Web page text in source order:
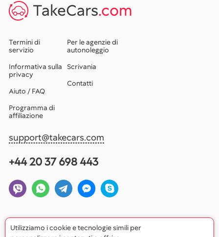
TakeCars.com
Termini di
servizio
Informativa sulla
privacy
Aiuto / FAQ
Programma di
affiliazione
Per le agenzie di
autonoleggio
Scrivania
Contatti
support@takecars.com
+44 20 37 698 443
Utilizziamo i cookie e tecnologie simili per